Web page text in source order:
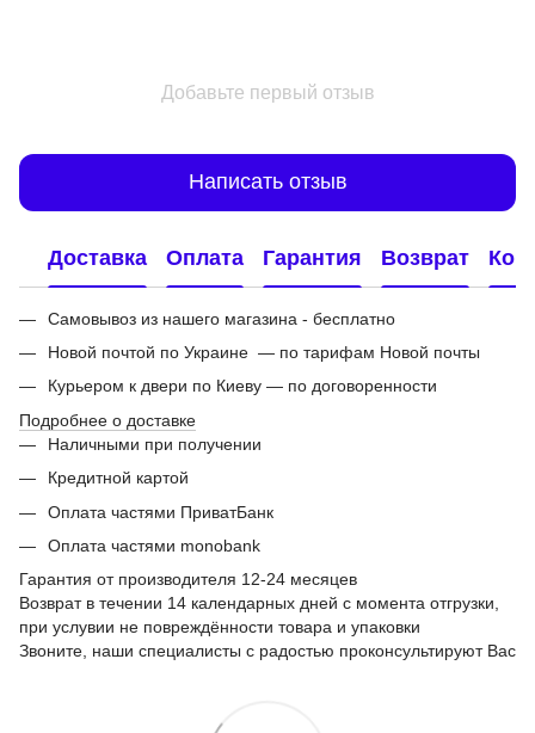
Добавьте первый отзыв
Написать отзыв
Доставка Оплата Гарантия Возврат
Самовывоз из нашего магазина - бесплатно
Новой почтой по Украине — по тарифам Новой почты
Курьером к двери по Киеву — по договоренности
Подробнее о доставке
Наличными при получении
Кредитной картой
Оплата частями ПриватБанк
Оплата частями monobank
Гарантия от производителя 12-24 месяцев
Возврат в течении 14 календарных дней с момента отгрузки,
при услувии не повреждённости товара и упаковки
Звоните, наши специалисты с радостью проконсультируют Вас